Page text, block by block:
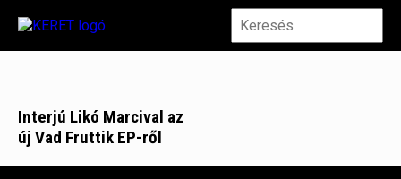
Interjú Likó Marcival az
új Vad Fruttik EP-ről